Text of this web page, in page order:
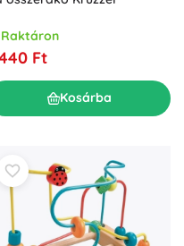
Raktáron
Ft
Kosárba